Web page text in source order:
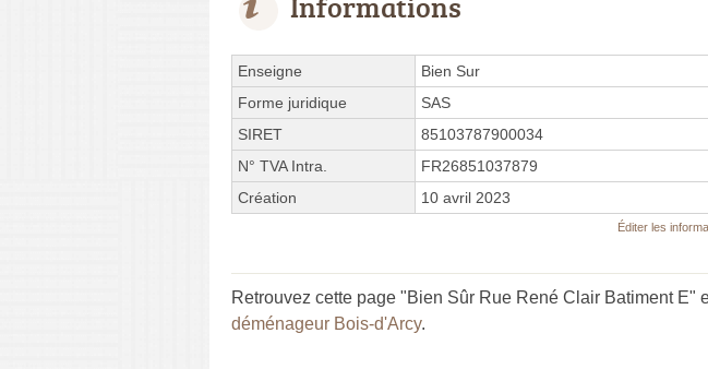
Enseigne
Bien Sur
Forme juridique
SAS
SIRET
85103787900034
N° TVA Intra.
FR26851037879
Création
10 avril 2023
Éditer les
Retrouvez cette page "Bien Sûr Rue René Clair Batiment E"
déménageur Bois-d'Arcy.